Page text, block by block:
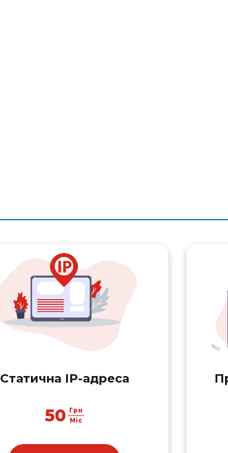
Статична IP-адреса
50 Грн
Міс